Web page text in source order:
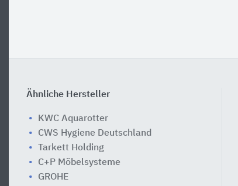
Ähnliche Hersteller
KWC Aquarotter
CWS Hygiene Deutschland
Tarkett Holding
C+P Möbelsysteme
GROHE